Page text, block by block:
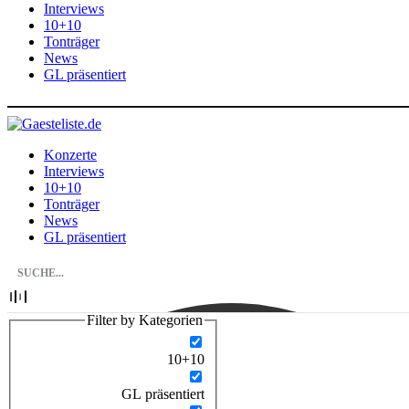
Interviews
10+10
Tonträger
News
GL präsentiert
Konzerte
Interviews
10+10
Tonträger
News
GL präsentiert
Filter by Kategorien
10+10
GL präsentiert